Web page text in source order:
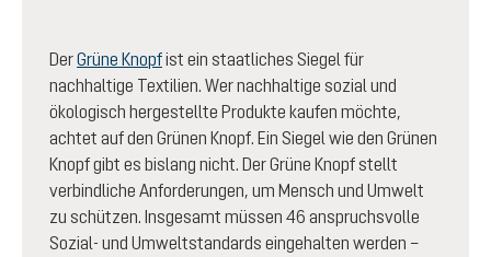
DerGrüne Knopfist ein staatliches Siegel für
nachhaltige Textilien. Wer nachhaltige sozial und
ökologisch hergestellte Produkte kaufen möchte,
achtet auf den Grünen Knopf. Ein Siegel wie den Grünen
Knopf gibt es bislang nicht. Der Grüne Knopf stellt
verbindliche Anforderungen, um Mensch und Umwelt
zu schützen. Insgesamt müssen 46 anspruchsvolle
Sozial- und Umweltstandards eingehalten werden –